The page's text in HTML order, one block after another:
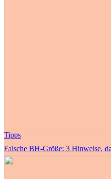
Tipps
Falsche BH-Größe: 3 Hinweise,